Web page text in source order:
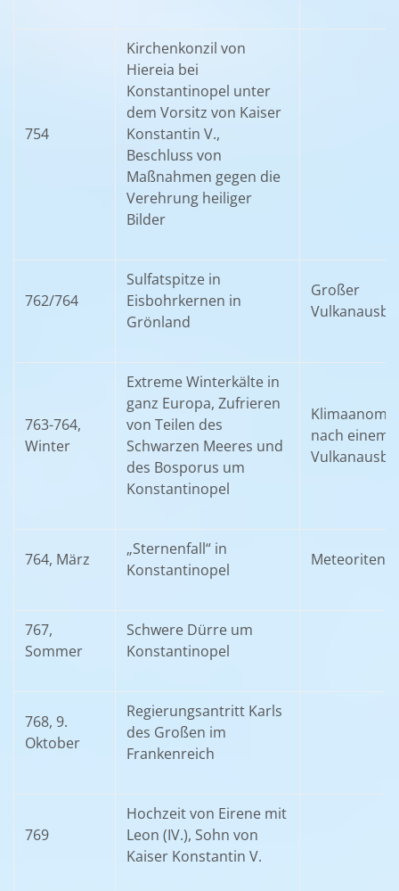
754
Kirchenkonzil von
Hiereia bei
Konstantinopel unter
dem Vorsitz von Kaiser
Konstantin V.,
Beschluss von
Maßnahmen gegen die
Verehrung heiliger
Bilder
762/764
Sulfatspitze in
Eisbohrkernen in
Grönland
Großer
763-764,
Winter
Extreme Winterkälte in
ganz Europa, Zufrieren
von Teilen des
Schwarzen Meeres und
des Bosporus um
Konstantinopel
nach einem
764, März
„Sternenfall“ in
Konstantinopel
767,
Sommer
Schwere Dürre um
Konstantinopel
768, 9.
Oktober
Regierungsantritt Karls
des Großen im
Frankenreich
769
Hochzeit von Eirene mit
Leon (IV.), Sohn von
Kaiser Konstantin V.